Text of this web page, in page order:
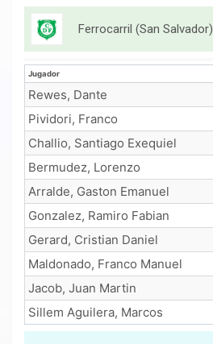
Ferrocarril (San Salvador)
Jugador
Jugador
Rewes, Dante
Pividori, Franco
Challio, Santiago Exequiel
Bermudez, Lorenzo
Arralde, Gaston Emanuel
Gonzalez, Ramiro Fabian
Gerard, Cristian Daniel
Maldonado, Franco Manuel
Jacob, Juan Martin
Sillem Aguilera, Marcos